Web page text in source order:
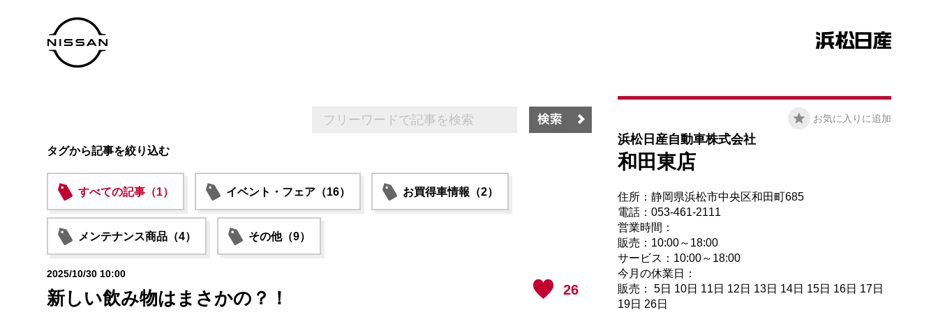
タグから記事を絞り込む
すべての記事（1） イベント・フェア（16） お買得車情報（2）
メンテナンス商品（4） その他（9）
26
2025/10/30 10:00
新しい飲み物はまさかの？！
お気に入りに追加
浜松日産自動車株式会社
和田東店
住所：静岡県浜松市中央区和田町685
電話：053-461-2111
営業時間：
販売：10:00～18:00
サービス：10:00～18:00
今月の休業日：
販売： 5日 10日 11日 12日 13日 14日 15日 16日 17日
19日 26日